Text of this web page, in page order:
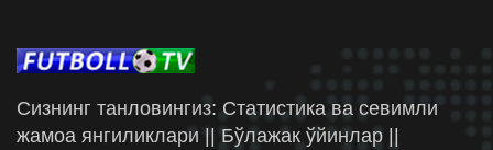
Сизнинг танловингиз: Статистика ва севимли
жамоа янгиликлари || Бўлажак ўйинлар ||